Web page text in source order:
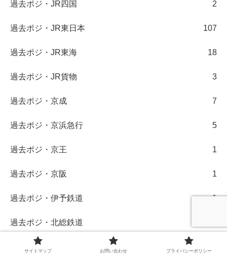
過去ポジ・JR四国 2
過去ポジ・JR東日本 107
過去ポジ・JR東海 18
過去ポジ・JR貨物 3
過去ポジ・京成 7
過去ポジ・京浜急行 5
過去ポジ・京王 1
過去ポジ・京阪 1
過去ポジ・伊予鉄道 1
過去ポジ・北総鉄道
過去ポジ・名古屋鉄道
サイトマップ お問い合わせ プライバシーポリシー